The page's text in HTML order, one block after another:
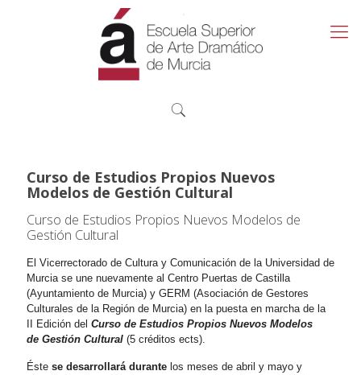
Curso de Estudios Propios Nuevos
Modelos de Gestión Cultural
Curso de Estudios Propios Nuevos Modelos de
Gestión Cultural
El Vicerrectorado de Cultura y Comunicación de la Universidad de
Murcia se une nuevamente al Centro Puertas de Castilla
(Ayuntamiento de Murcia) y GERM (Asociación de Gestores
Culturales de la Región de Murcia) en la puesta en marcha de la
II Edición del Curso de Estudios Propios Nuevos Modelos
de Gestión Cultural (5 créditos ects).
Éste se desarrollará durante los meses de abril y mayo y